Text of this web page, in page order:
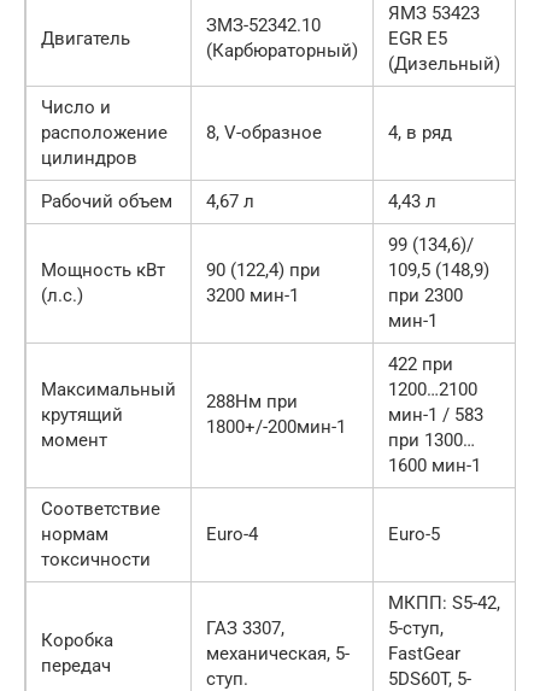
Двигатель
ЗМЗ-52342.10
(Карбюраторный)
ЯМЗ 53423
EGR Е5
(Дизельный)
Число и
расположение
цилиндров
8, V-образное 4, в ряд
Рабочий объем 4,67 л 4,43 л
Мощность кВт
(л.с.)
90 (122,4) при
3200 мин-1
99 (134,6)/
109,5 (148,9)
при 2300
мин-1
Максимальный
крутящий
момент
288Нм при
1800+/-200мин-1
422 при
1200…2100
мин-1 / 583
при 1300…
1600 мин-1
Соответствие
нормам
токсичности
Euro-4 Euro-5
Коробка
передач
ГАЗ 3307,
механическая, 5-
ступ.
МКПП: S5-42,
5-ступ,
FastGear
5DS60T, 5-